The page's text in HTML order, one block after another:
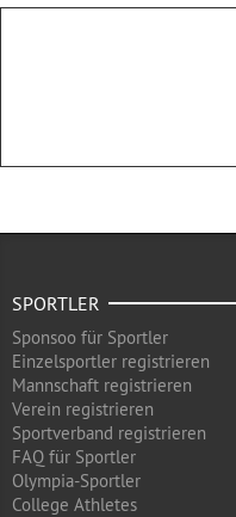
SPORTLER
Sponsoo für Sportler
Einzelsportler registrieren
Mannschaft registrieren
Verein registrieren
Sportverband registrieren
FAQ für Sportler
Olympia-Sportler
College Athletes